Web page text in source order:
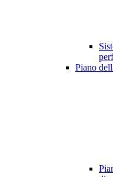
Piano